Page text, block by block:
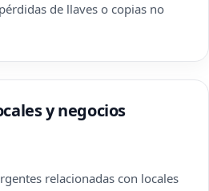
de llaves o copias no
y negocios
relacionadas con locales